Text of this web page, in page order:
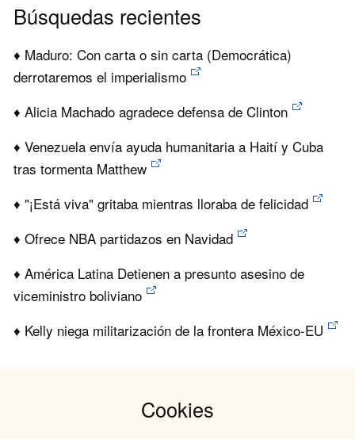
Búsquedas recientes
♦ Maduro: Con carta o sin carta (Democrática)
derrotaremos el imperialismo
♦ Alicia Machado agradece defensa de Clinton
♦ Venezuela envía ayuda humanitaria a Haití y Cuba
tras tormenta Matthew
♦ "¡Está viva" gritaba mientras lloraba de felicidad
♦ Ofrece NBA partidazos en Navidad
♦ América Latina Detienen a presunto asesino de
viceministro boliviano
♦ Kelly niega militarización de la frontera México-EU
Cookies